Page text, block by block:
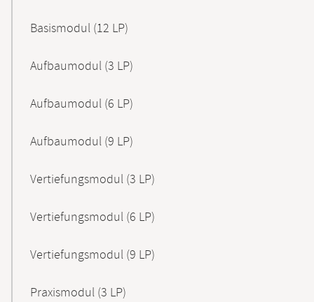
Basismodul (12 LP)
Aufbaumodul (3 LP)
Aufbaumodul (6 LP)
Aufbaumodul (9 LP)
Vertiefungsmodul (3 LP)
Vertiefungsmodul (6 LP)
Vertiefungsmodul (9 LP)
Praxismodul (3 LP)